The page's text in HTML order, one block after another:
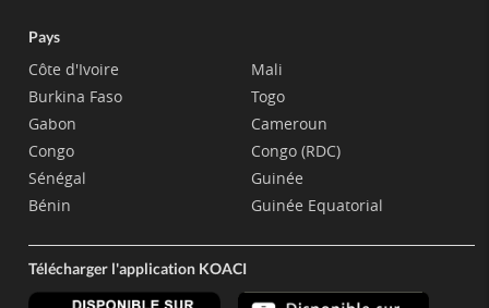
Pays
Côte d'Ivoire
Burkina Faso
Gabon
Congo
Sénégal
Bénin
Mali
Togo
Cameroun
Congo (RDC)
Guinée
Guinée Equatorial
Télécharger l'application KOACI